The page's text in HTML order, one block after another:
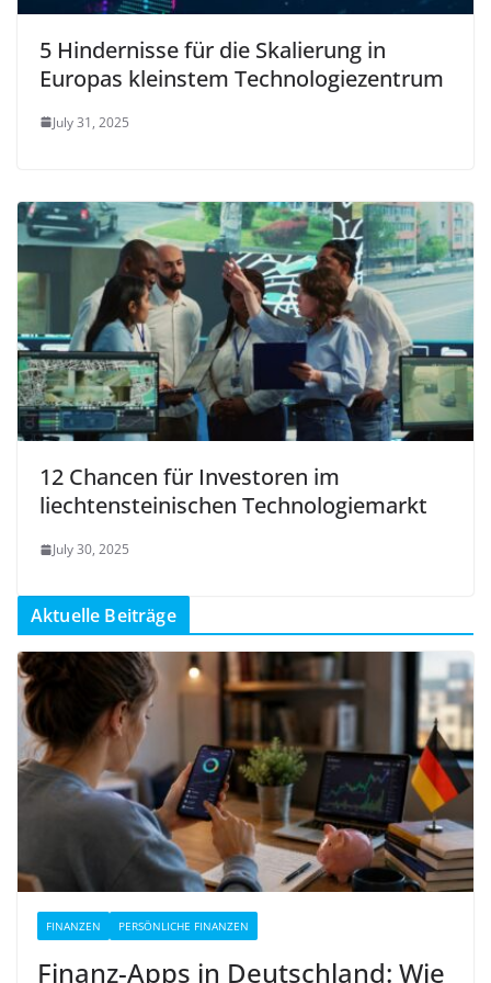
5 Hindernisse für die Skalierung in
Europas kleinstem Technologiezentrum
July 31, 2025
12 Chancen für Investoren im
liechtensteinischen Technologiemarkt
July 30, 2025
Aktuelle Beiträge
FINANZEN PERSÖNLICHE FINANZEN
Finanz-Apps in Deutschland: Wie